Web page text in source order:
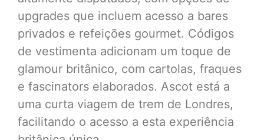
upgrades que incluem acesso a bares
privados e refeições gourmet. Códigos
de vestimenta adicionam um toque de
glamour britânico, com cartolas, fraques
e fascinators elaborados. Ascot está a
uma curta viagem de trem de Londres,
facilitando o acesso a esta experiência